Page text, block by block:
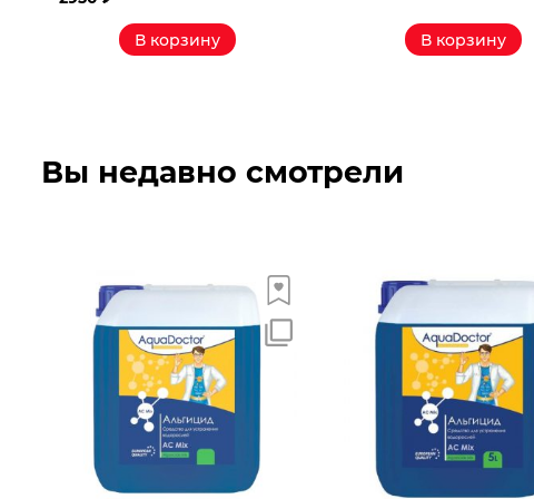
В корзину В корзину
Вы недавно смотрели